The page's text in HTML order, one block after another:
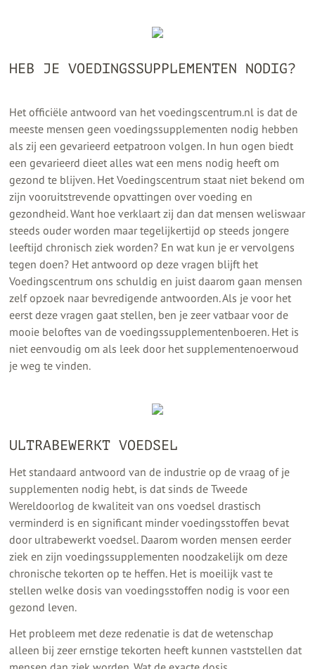
HEB JE VOEDINGSSUPPLEMENTEN NODIG?
Het officiële antwoord van het voedingscentrum.nl is dat de
meeste mensen geen voedingssupplementen nodig hebben
als zij een gevarieerd eetpatroon volgen. In hun ogen biedt
een gevarieerd dieet alles wat een mens nodig heeft om
gezond te blijven. Het Voedingscentrum staat niet bekend om
zijn vooruitstrevende opvattingen over voeding en
gezondheid. Want hoe verklaart zij dan dat mensen weliswaar
steeds ouder worden maar tegelijkertijd op steeds jongere
leeftijd chronisch ziek worden? En wat kun je er vervolgens
tegen doen? Het antwoord op deze vragen blijft het
Voedingscentrum ons schuldig en juist daarom gaan mensen
zelf opzoek naar bevredigende antwoorden. Als je voor het
eerst deze vragen gaat stellen, ben je zeer vatbaar voor de
mooie beloftes van de voedingssupplementenboeren. Het is
niet eenvoudig om als leek door het supplementenoerwoud
je weg te vinden.
ULTRABEWERKT VOEDSEL
Het standaard antwoord van de industrie op de vraag of je
supplementen nodig hebt, is dat sinds de Tweede
Wereldoorlog de kwaliteit van ons voedsel drastisch
verminderd is en significant minder voedingsstoffen bevat
door ultrabewerkt voedsel. Daarom worden mensen eerder
ziek en zijn voedingssupplementen noodzakelijk om deze
chronische tekorten op te heffen. Het is moeilijk vast te
stellen welke dosis van voedingsstoffen nodig is voor een
gezond leven.
Het probleem met deze redenatie is dat de wetenschap
alleen bij zeer ernstige tekorten heeft kunnen vaststellen dat